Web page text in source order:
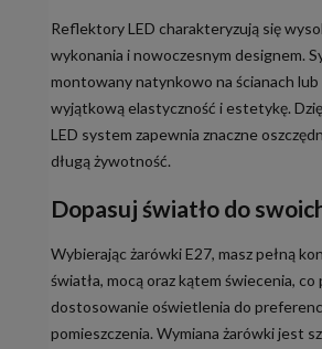
Reflektory LED charakteryzują się
wykonania i nowoczesnym designem.
montowany natynkowo na ścianach
wyjątkową elastyczność i estetykę.
LED system zapewnia znaczne
długą żywotność.
Dopasuj światło do
Wybierając żarówki E27, masz pełną
światła, mocą oraz kątem świecenia, co
dostosowanie oświetlenia do
pomieszczenia. Wymiana żarówki jest